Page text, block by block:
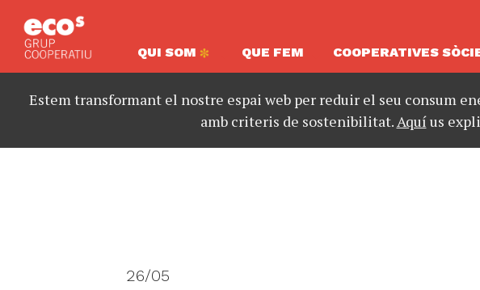
QUI SOM QUE FEM COOPERATIVES
Estem transformant el nostre espai web per reduir el seu consum
amb criteris de sostenibilitat.Aquíus
26/05